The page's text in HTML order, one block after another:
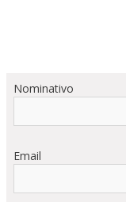
Nominativo
Email